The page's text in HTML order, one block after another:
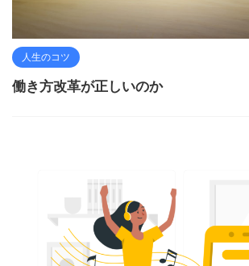
人生のコツ
働き方改革が正しいのか